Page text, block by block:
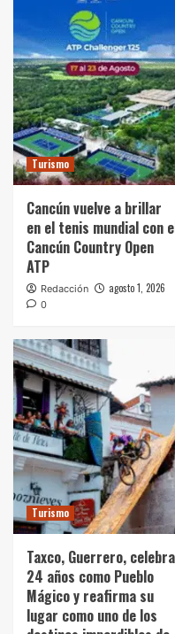
Turismo
Cancún vuelve a brillar
en el tenis mundial con
Cancún Country Open
ATP
Redacción agosto 1, 2026
0
Turismo
Taxco, Guerrero, celebra
24 años como Pueblo
Mágico y reafirma su
lugar como uno de los